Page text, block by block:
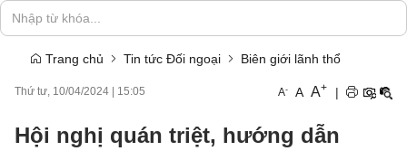
Trang chủ Tin tức Đối ngoại Biên giới lãnh thổ
Thứ tư, 10/04/2024 15:05 A- A A+ |
Hội nghị quán triệt, hướng dẫn